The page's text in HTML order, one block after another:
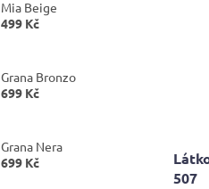
Mia Beige
499 Kč
Grana Bronzo
699 Kč
Grana Nera
699 Kč
507